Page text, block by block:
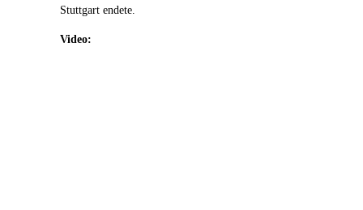
Stuttgart endete.
Video: